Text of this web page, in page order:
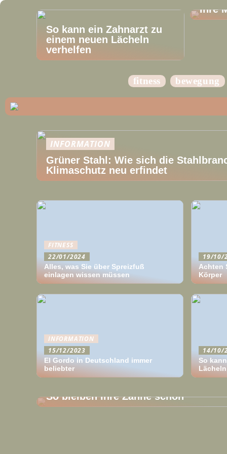
So kann ein Zahnarzt zu
einem neuen Lächeln
verhelfen
Ihre
fitness bewegung
INFORMATION
Grüner Stahl: Wie sich die
Klimaschutz neu erfindet
FITNESS
22/01/2024
Alles, was Sie über Spreizfuß
einlagen wissen müssen
INFORMATION
15/12/2023
El Gordo in Deutschland immer
beliebter
19/10/
Achten
Körper
14/10/
So
26/09/2022
So bleiben Ihre Zähne schön